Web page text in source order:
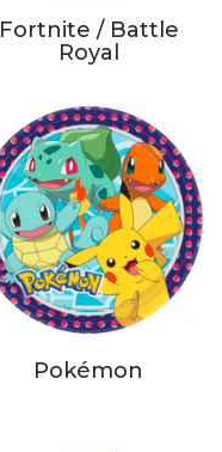
Fortnite / Battle
Royal
Pokémon